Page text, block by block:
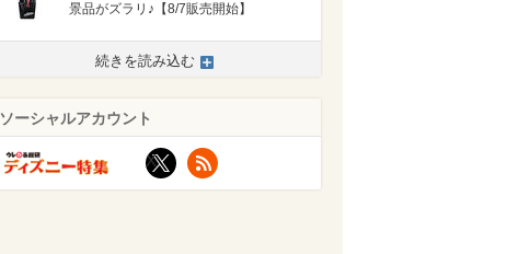
>
景品がズラリ♪【8/7販売開始】
続きを読み込む
ソーシャルアカウント
X